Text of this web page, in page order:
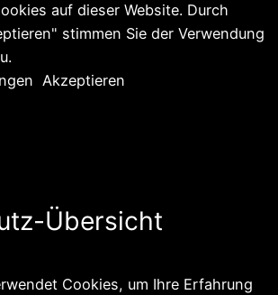
auf dieser Website. Durch
stimmen Sie der Verwendung
Akzeptieren
Übersicht
Cookies, um Ihre Erfahrung